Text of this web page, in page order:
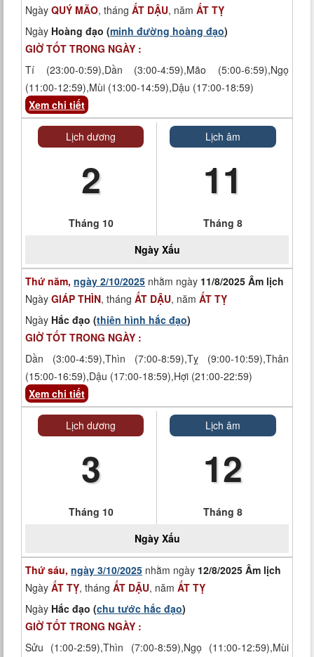
Ngày QUÝ MÃO, tháng ẤT DẬU, năm ẤT TỴ
Ngày Hoàng đạo (minh đường hoàng đạo)
GIỜ TỐT TRONG NGÀY :
Tí (23:00-0:59),Dần (3:00-4:59),Mão (5:00-6:59),Ngọ
(11:00-12:59),Mùi (13:00-14:59),Dậu (17:00-18:59)
Xem chi tiết
Lịch dương
2
Tháng 10
Lịch âm
11
Tháng 8
Ngày Xấu
Thứ năm, ngày 2/10/2025 nhằm ngày 11/8/2025 Âm lịch
Ngày GIÁP THÌN, tháng ẤT DẬU, năm ẤT TỴ
Ngày Hắc đạo (thiên hình hắc đạo)
GIỜ TỐT TRONG NGÀY :
Dần (3:00-4:59),Thìn (7:00-8:59),Tỵ (9:00-10:59),Thân
(15:00-16:59),Dậu (17:00-18:59),Hợi (21:00-22:59)
Xem chi tiết
Lịch dương
3
Tháng 10
Lịch âm
12
Tháng 8
Ngày Xấu
Thứ sáu, ngày 3/10/2025 nhằm ngày 12/8/2025 Âm lịch
Ngày ẤT TỴ, tháng ẤT DẬU, năm ẤT TỴ
Ngày Hắc đạo (chu tước hắc đạo)
GIỜ TỐT TRONG NGÀY :
Sửu (1:00-2:59),Thìn (7:00-8:59),Ngọ (11:00-12:59),Mùi